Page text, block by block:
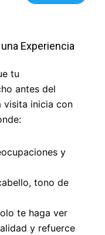
Experiencia
tu
antes del
visita inicia con
y
tono de
te haga ver
y refuerce